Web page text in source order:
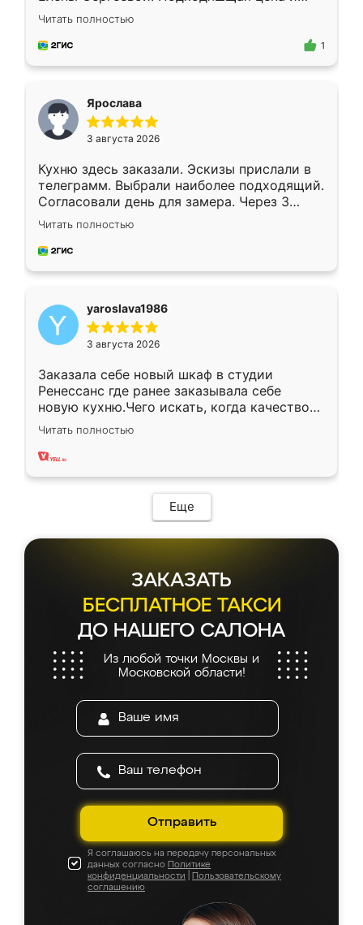
короткие сроки изготовления. Приехавший
для замера сотрудник Владислав
предложил по моему эскизу самый
Читать полностью
1
Ярослава
3 августа 2026
Кухню здесь заказали. Эскизы прислали в
телеграмм. Выбрали наиболее подходящий.
Согласовали день для замера. Через 3
недели кухня была уже готова. Остались
довольны работой. Спасибо Ренессанс
мебель за качественную работу!
Читать полностью
yaroslava1986
3 августа 2026
Заказала себе новый шкаф в студии
Ренессанс где ранее заказывала себе
новую кухню.Чего искать, когда качеством
вполне довольна. Служит кухня уже почти
два года, нареканий нет.
Читать полностью
Еще
ЗАКАЗАТЬ
БЕСПЛАТНОЕ ТАКСИ
ДО НАШЕГО САЛОНА
Из любой точки Москвы и
Московской области!
Отправить
Я соглашаюсь на передачу персональных
данных согласно Политике
конфиденциальности
Пользовательскому
соглашению